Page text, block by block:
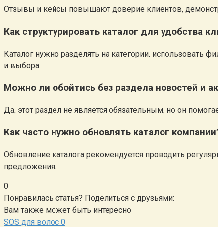
Отзывы и кейсы повышают доверие клиентов,
Как структурировать каталог для удобства
Каталог нужно разделять на категории,
и выбора.
Можно ли обойтись без раздела новостей и
Да, этот раздел не является обязательным, но он
Как часто нужно обновлять каталог
Обновление каталога рекомендуется проводить
предложения.
0
Понравилась статья? Поделиться с друзьями:
Вам также может быть интересно
SOS для волос 0